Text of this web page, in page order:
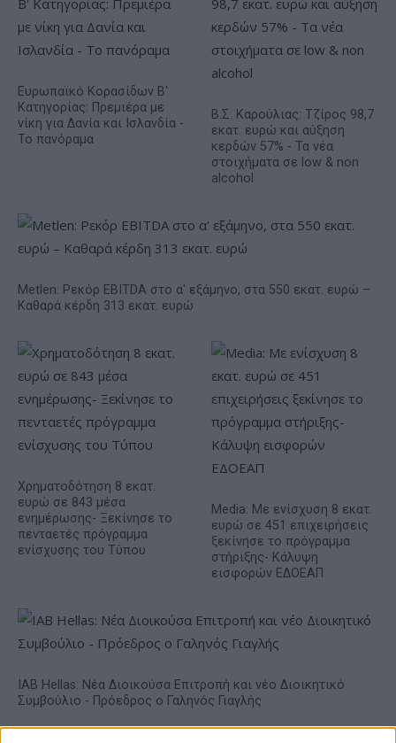
Ευρωπαϊκό Κορασίδων Β'
Κατηγορίας: Πρεμιέρα με
νίκη για Δανία και Ισλανδία -
Το πανόραμα
Β.Σ. Καρούλιας: Τζίρος 98,7
εκατ. ευρώ και αύξηση
κερδών 57% - Τα νέα
στοιχήματα σε low & non
alcohol
Metlen: Ρεκόρ EBITDA στο α' εξάμηνο, στα 550 εκατ. ευρώ –
Καθαρά κέρδη 313 εκατ. ευρώ
Χρηματοδότηση 8 εκατ.
ευρώ σε 843 μέσα
ενημέρωσης- Ξεκίνησε το
πενταετές πρόγραμμα
ενίσχυσης του Τύπου
Media: Με ενίσχυση 8 εκατ.
ευρώ σε 451 επιχειρήσεις
ξεκίνησε το πρόγραμμα
στήριξης- Κάλυψη
εισφορών ΕΔΟΕΑΠ
IAB Hellas: Νέα Διοικούσα Επιτροπή και νέο Διοικητικό
Συμβούλιο - Πρόεδρος ο Γαληνός Γιαγλής